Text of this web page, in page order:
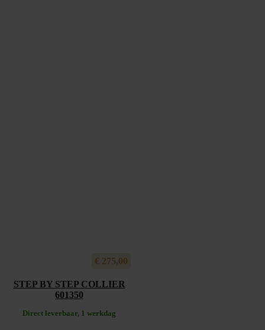
€ 275,00
STEP BY STEP COLLIER
601350
Direct leverbaar, 1 werkdag